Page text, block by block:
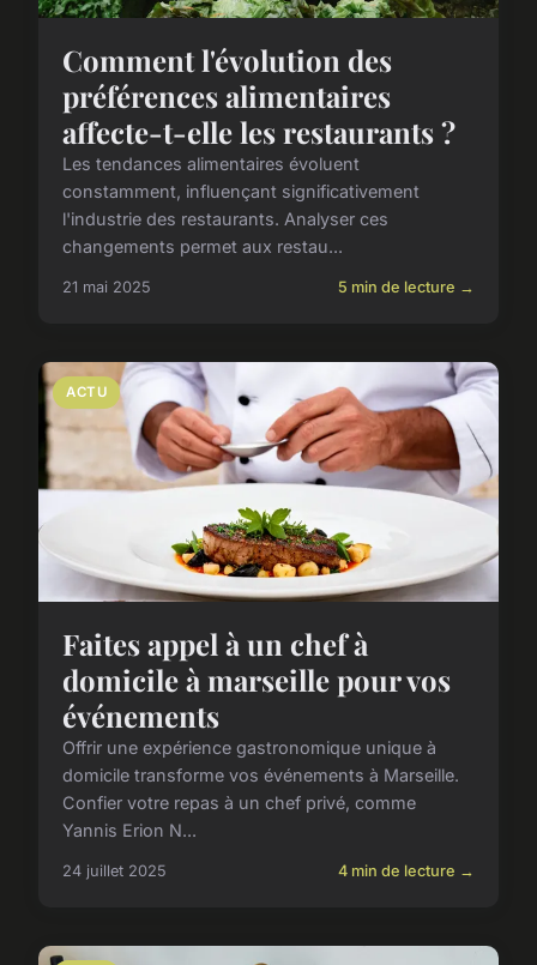
Comment l'évolution des
préférences alimentaires
affecte-t-elle les restaurants ?
Les tendances alimentaires évoluent
constamment, influençant significativement
l'industrie des restaurants. Analyser ces
changements permet aux restau...
21 mai 2025 5 min de lecture →
ACTU
Faites appel à un chef à
domicile à marseille pour vos
événements
Offrir une expérience gastronomique unique à
domicile transforme vos événements à Marseille.
Confier votre repas à un chef privé, comme
Yannis Erion N...
24 juillet 2025 4 min de lecture →